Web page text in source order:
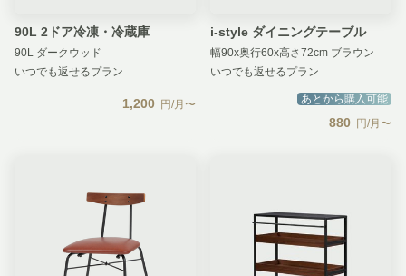
90L 2ドア冷凍・冷蔵庫
90L ダークウッド
いつでも返せるプラン
1,200 円/月〜
i-style ダイニングテーブル
幅90x奥行60x高さ72cm ブラウン
いつでも返せるプラン
あとから購入可能
880 円/月〜